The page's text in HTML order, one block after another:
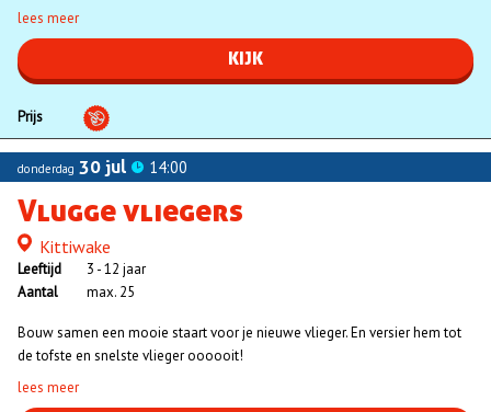
lees meer
KIJK
Prijs
donderdag 30 jul 14:00
Vlugge vliegers
LocatieKittiwake
Leeftijd
3 - 12 jaar
Aantal
max. 25
Bouw samen een mooie staart voor je nieuwe vlieger. En versier hem tot
de tofste en snelste vlieger oooooit!
lees meer